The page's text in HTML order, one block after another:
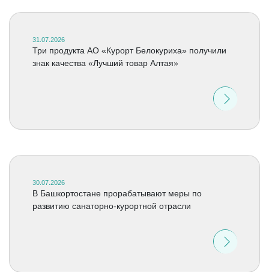
31.07.2026
Три продукта АО «Курорт Белокуриха» получили
знак качества «Лучший товар Алтая»
30.07.2026
В Башкортостане прорабатывают меры по
развитию санаторно-курортной отрасли